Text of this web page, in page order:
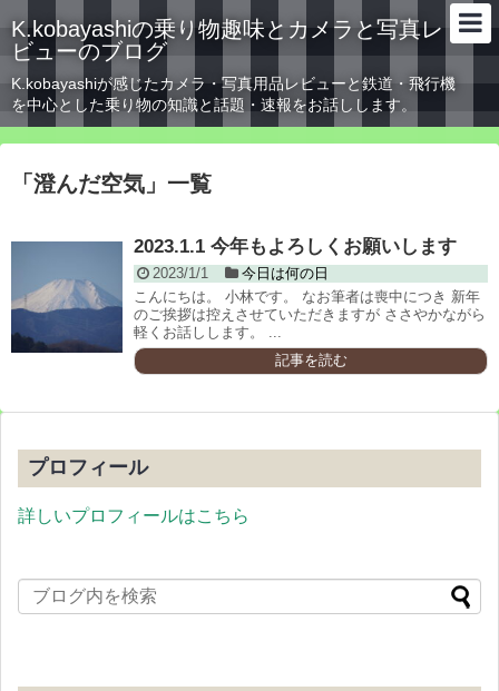
K.kobayashiの乗り物趣味とカメラと写真レ
ビューのブログ
K.kobayashiが感じたカメラ・写真用品レビューと鉄道・飛行機
を中心とした乗り物の知識と話題・速報をお話しします。
「 澄んだ空気 」 一覧
2023.1.1 今年もよろしくお願いします
2023/1/1
今日は何の日
こんにちは。 小林です。 なお筆者は喪中につき 新年
のご挨拶は控えさせていただきますが ささやかながら
軽くお話しします。 ...
記事を読む
プロフィール
詳しいプロフィールはこちら